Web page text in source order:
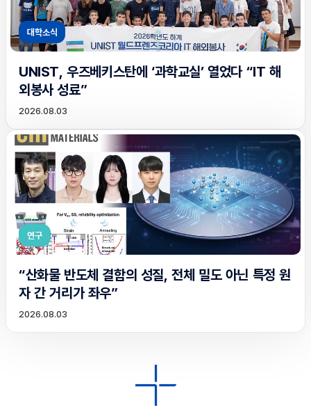
대학소식
UNIST, 우즈베키스탄에 ‘과학교실’ 열었다 “IT 해
외봉사 성료”
2026.08.03
연구
“산화물 반도체 결함의 성질, 전체 밀도 아닌 특정 원
자 간 거리가 좌우”
2026.08.03